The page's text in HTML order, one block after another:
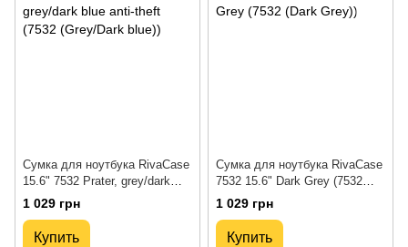
Сумка для ноутбука RivaCase
15.6" 7532 Prater, grey/dark
blue anti-theft (7532 (Grey/Dark
1 029 грн
Купить
Сумка для ноутбука RivaCase
7532 15.6" Dark Grey (7532
(Dark Grey))
1 029 грн
Купить